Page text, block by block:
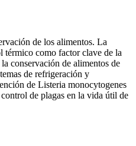
de los alimentos. La
térmico como factor clave de la
conservación de alimentos de
de refrigeración y
de Listeria monocytogenes
de plagas en la vida útil de